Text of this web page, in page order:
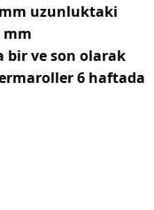
uzunluktaki
mm
bir ve son olarak
6 haftada